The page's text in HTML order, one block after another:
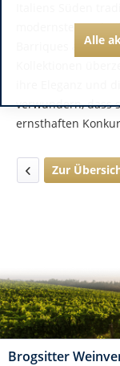
modernster
Barriques
verwundern, dass
ernsthaften
Zur
Brogsitter
Alle